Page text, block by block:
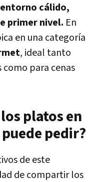
cálido,
primer nivel. En
en una categoría
, ideal tanto
para cenas
platos en
pedir?
de este
de compartir los